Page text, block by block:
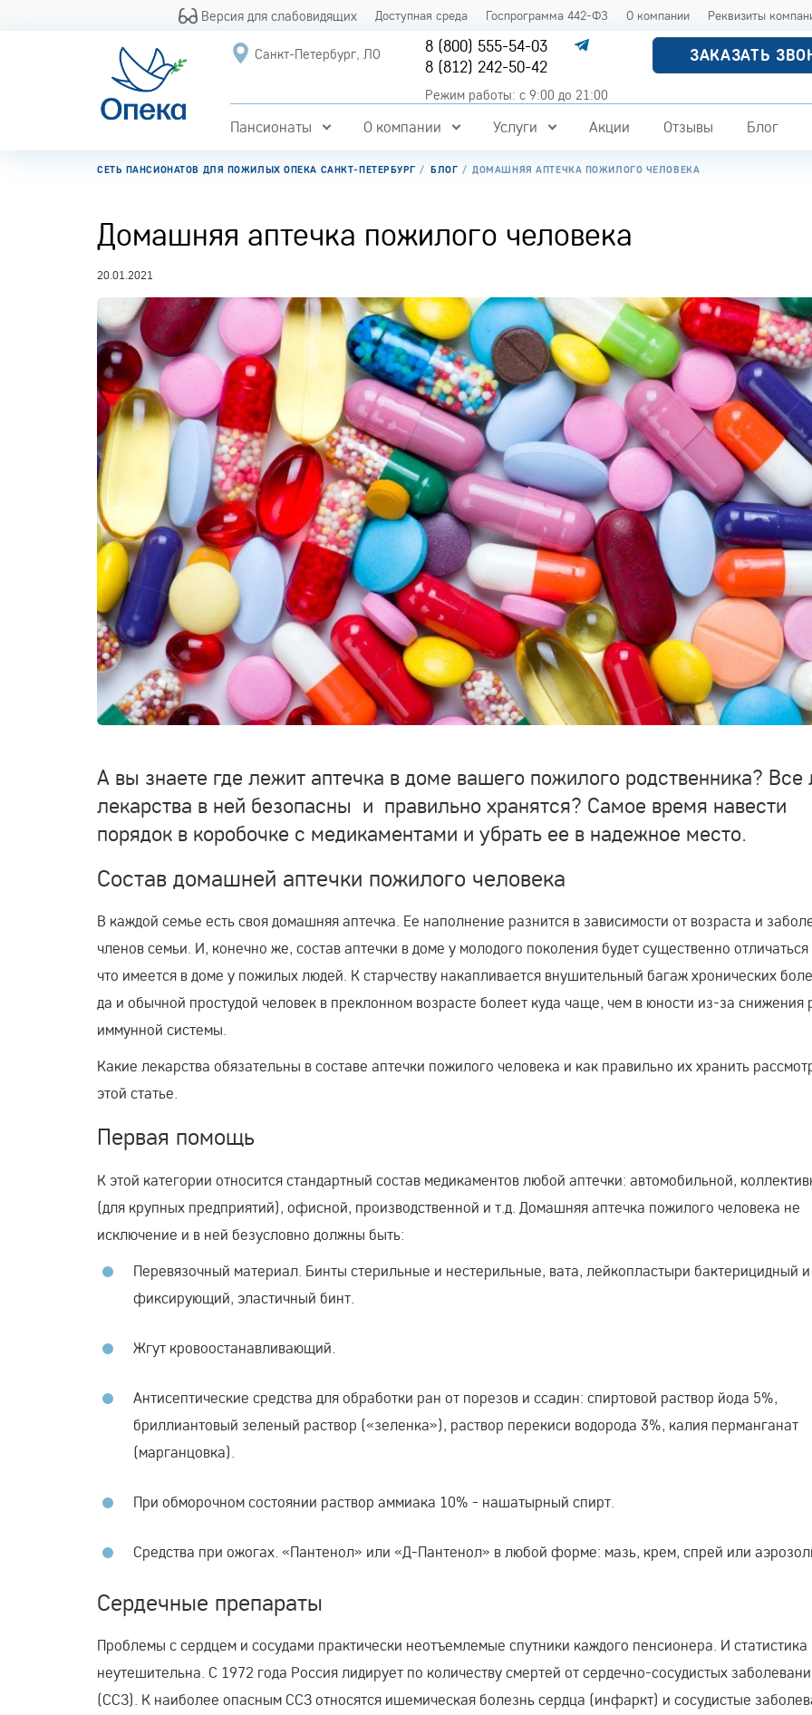
Версия для слабовидящих Доступная среда Госпрограмма 442-ФЗ О компании Реквизиты
Санкт-Петербург, ЛО
8 (800) 555-54-03
8 (812) 242-50-42
Режим работы: с 9:00 до 21:00
ЗАКАЗАТЬ
Пансионаты О компании Услуги Акции Отзывы Блог
СЕТЬ ПАНСИОНАТОВ ДЛЯ ПОЖИЛЫХ ОПЕКА САНКТ-ПЕТЕРБУРГ БЛОГ ДОМАШНЯЯ АПТЕЧКА ПОЖИЛОГО ЧЕЛОВЕКА
Домашняя аптечка пожилого человека
20.01.2021
А вы знаете где лежит аптечка в доме вашего пожилого родственника? Все
лекарства в ней безопасны и правильно хранятся? Самое время навести
порядок в коробочке с медикаментами и убрать ее в надежное место.
Состав домашней аптечки пожилого человека
В каждой семье есть своя домашняя аптечка. Ее наполнение разнится в зависимости от возраста и
членов семьи. И, конечно же, состав аптечки в доме у молодого поколения будет существенно отличаться
что имеется в доме у пожилых людей. К старчеству накапливается внушительный багаж хронических
да и обычной простудой человек в преклонном возрасте болеет куда чаще, чем в юности из-за снижения
иммунной системы.
Какие лекарства обязательны в составе аптечки пожилого человека и как правильно их хранить
этой статье.
Первая помощь
К этой категории относится стандартный состав медикаментов любой аптечки: автомобильной,
(для крупных предприятий), офисной, производственной и т.д. Домашняя аптечка пожилого человека не
исключение и в ней безусловно должны быть:
Перевязочный материал. Бинты стерильные и нестерильные, вата, лейкопластыри бактерицидный и
фиксирующий, эластичный бинт.
Жгут кровоостанавливающий.
Антисептические средства для обработки ран от порезов и ссадин: спиртовой раствор йода 5%,
бриллиантовый зеленый раствор («зеленка»), раствор перекиси водорода 3%, калия перманганат
(марганцовка).
При обморочном состоянии раствор аммиака 10% - нашатырный спирт.
Средства при ожогах. «Пантенол» или «Д-Пантенол» в любой форме: мазь, крем, спрей или
Сердечные препараты
Проблемы с сердцем и сосудами практически неотъемлемые спутники каждого пенсионера. И статистика
неутешительна. С 1972 года Россия лидирует по количеству смертей от сердечно-сосудистых
(ССЗ). К наиболее опасным ССЗ относятся ишемическая болезнь сердца (инфаркт) и сосудистые